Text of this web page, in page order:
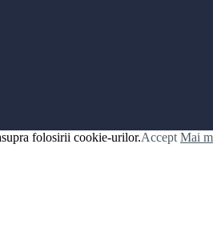
folosirii cookie-urilor.Accept Mai